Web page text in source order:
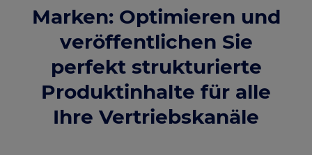
Marken: Optimieren und
veröffentlichen Sie
perfekt strukturierte
Produktinhalte für alle
Ihre Vertriebskanäle